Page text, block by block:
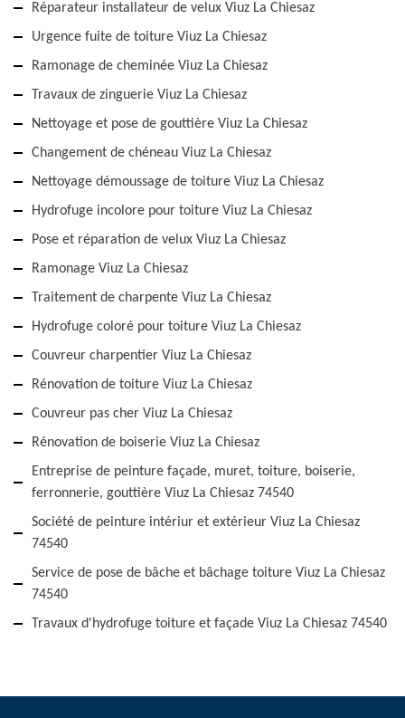
Réparateur installateur de velux Viuz La Chiesaz
Urgence fuite de toiture Viuz La Chiesaz
Ramonage de cheminée Viuz La Chiesaz
Travaux de zinguerie Viuz La Chiesaz
Nettoyage et pose de gouttière Viuz La Chiesaz
Changement de chéneau Viuz La Chiesaz
Nettoyage démoussage de toiture Viuz La Chiesaz
Hydrofuge incolore pour toiture Viuz La Chiesaz
Pose et réparation de velux Viuz La Chiesaz
Ramonage Viuz La Chiesaz
Traitement de charpente Viuz La Chiesaz
Hydrofuge coloré pour toiture Viuz La Chiesaz
Couvreur charpentier Viuz La Chiesaz
Rénovation de toiture Viuz La Chiesaz
Couvreur pas cher Viuz La Chiesaz
Rénovation de boiserie Viuz La Chiesaz
Entreprise de peinture façade, muret, toiture, boiserie,
ferronnerie, gouttière Viuz La Chiesaz 74540
Société de peinture intériur et extérieur Viuz La Chiesaz
74540
Service de pose de bâche et bâchage toiture Viuz La Chiesaz
74540
Travaux d'hydrofuge toiture et façade Viuz La Chiesaz 74540